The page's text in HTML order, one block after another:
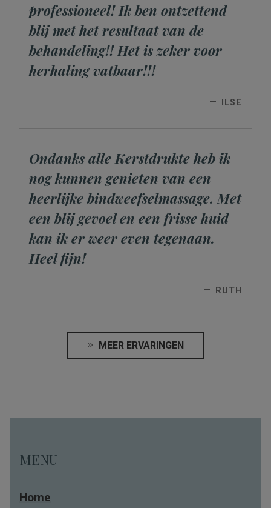
professioneel! Ik ben ontzettend
blij met het resultaat van de
behandeling!! Het is zeker voor
herhaling vatbaar!!!
ILSE
Ondanks alle Kerstdrukte heb ik
nog kunnen genieten van een
heerlijke bindweefselmassage. Met
een blij gevoel en een frisse huid
kan ik er weer even tegenaan.
Heel fijn!
RUTH
MEER ERVARINGEN
MENU
Home